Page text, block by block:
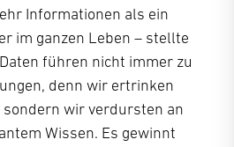
Informationen als ein
im ganzen Leben – stellte
führen nicht immer zu
denn wir ertrinken
sondern wir verdursten an
Wissen. Es gewinnt